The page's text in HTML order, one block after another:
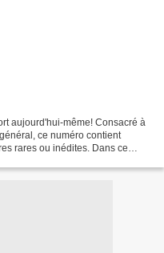
aujourd'hui-même! Consacré à
ce numéro contient
rares ou inédites. Dans ce